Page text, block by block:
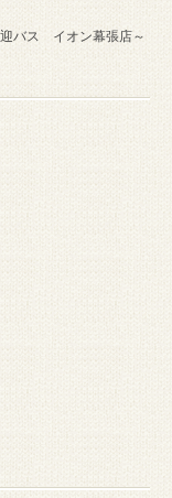
迎バス イオン幕張店～